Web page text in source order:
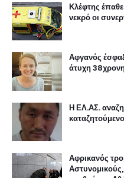
Κλέφτης
νεκρό οι
Αφγανός
άτυχη
Η ΕΛ.ΑΣ.
Αφρικανός